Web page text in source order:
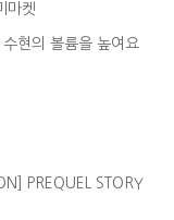
마켓
현의 볼륨을 높여요
PREQUEL STORY